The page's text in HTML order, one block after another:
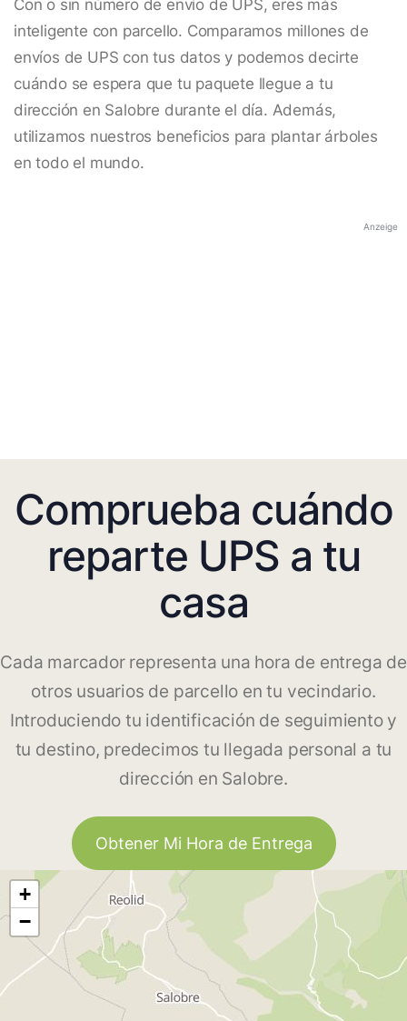
Con o sin número de envío de UPS, eres más
inteligente con parcello. Comparamos millones de
envíos de UPS con tus datos y podemos decirte
cuándo se espera que tu paquete llegue a tu
dirección en Salobre durante el día. Además,
utilizamos nuestros beneficios para plantar árboles
en todo el mundo.
Anzeige
Comprueba cuándo
reparte UPS a tu
casa
Cada marcador representa una hora de entrega de
otros usuarios de parcello en tu vecindario.
Introduciendo tu identificación de seguimiento y
tu destino, predecimos tu llegada personal a tu
dirección en Salobre.
Obtener Mi Hora de Entrega
+
−